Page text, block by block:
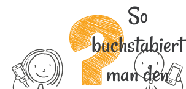
So
buchstabiert
man den